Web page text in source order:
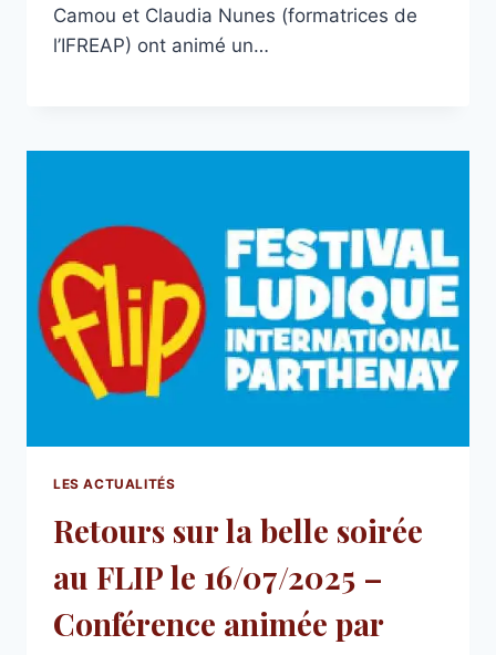
Camou et Claudia Nunes (formatrices de
l’IFREAP) ont animé un…
LES ACTUALITÉS
Retours sur la belle soirée
au FLIP le 16/07/2025 –
Conférence animée par